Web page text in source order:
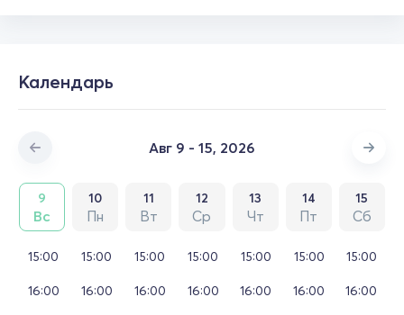
Календарь
Авг 9 - 15, 2026
9
Вс
10
Пн
11
Вт
12
Ср
13
Чт
14
Пт
15
Сб
15:00
16:00
15:00
16:00
15:00
16:00
15:00
16:00
15:00
16:00
15:00
16:00
15:00
16:00